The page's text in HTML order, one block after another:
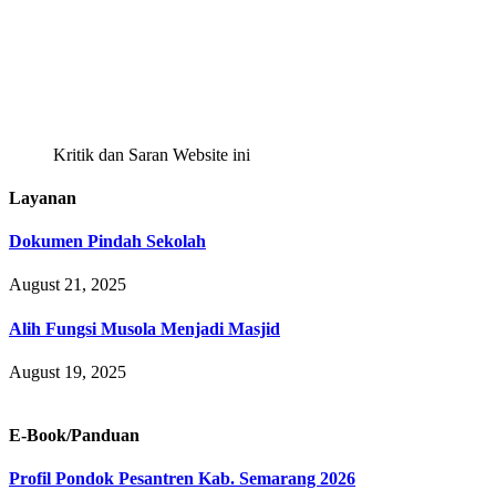
Kritik dan Saran Website ini
Layanan
Dokumen Pindah Sekolah
August 21, 2025
Alih Fungsi Musola Menjadi Masjid
August 19, 2025
E-Book/Panduan
Profil Pondok Pesantren Kab. Semarang 2026